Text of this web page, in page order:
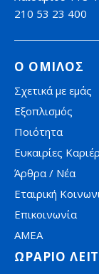
210 53 23 400
Ο ΟΜΙΛΟΣ
Σχετικά με εμάς
Εξοπλισμός
Ποιότητα
Ευκαιρίες
Άρθρα / Νέα
Εταιρική
Επικοινωνία
AMEA
ΩΡΑΡΙΟ